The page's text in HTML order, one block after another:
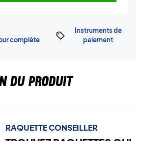
complète
Instruments de
paiement
DU PRODUIT
RAQUETTE CONSEILLER